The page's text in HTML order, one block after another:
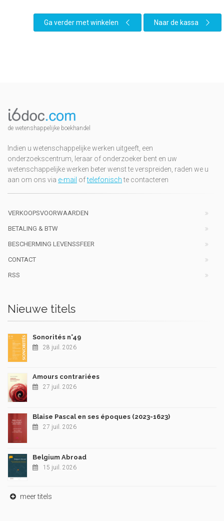
Ga verder met winkelen Naar de kassa
de wetenshappelijke boekhandel
Indien u wetenschappelijke werken uitgeeft, een
onderzoekscentrum, leraar of onderzoeker bent en uw
wetenschappelijke werken beter wenst te verspreiden, raden we u
aan om ons via e-mail oftelefonischte contacteren
VERKOOPSVOORWAARDEN
BETALING & BTW
BESCHERMING LEVENSSFEER
CONTACT
RSS
Nieuwe titels
Sonorités n°49
28 juil. 2026
Amours contrariées
27 juil. 2026
Blaise Pascal en ses époques (2023-1623)
27 juil. 2026
Belgium Abroad
15 juil. 2026
meer titels